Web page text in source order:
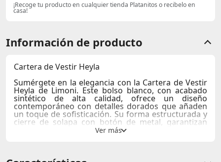
¡Recoge tu producto en cualquier tienda Platanitos o recibelo en
casa!
Información de producto
Cartera de Vestir Heyla
Sumérgete en la elegancia con la Cartera de Vestir
Heyla de Limoni. Este bolso blanco, con acabado
sintético de alta calidad, ofrece un diseño
contemporáneo con detalles dorados que añaden
un toque de sofisticación. Su forma estructurada y
cierre de solapa con botón de metal, garantizan
seguridad y estilo. Perfecto tanto para el día a día